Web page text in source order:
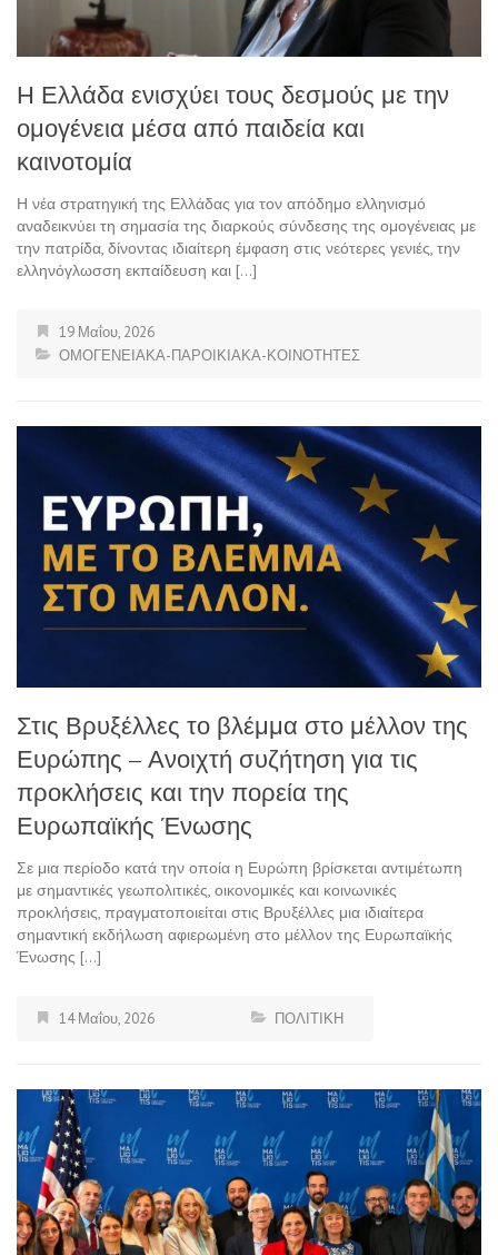
Η Ελλάδα ενισχύει τους δεσμούς με την
ομογένεια μέσα από παιδεία και
καινοτομία
Η νέα στρατηγική της Ελλάδας για τον απόδημο ελληνισμό
αναδεικνύει τη σημασία της διαρκούς σύνδεσης της ομογένειας με
την πατρίδα, δίνοντας ιδιαίτερη έμφαση στις νεότερες γενιές, την
ελληνόγλωσση εκπαίδευση και […]
19 Μαΐου, 2026
ΟΜΟΓΕΝΕΙΑΚΑ-ΠΑΡΟΙΚΙΑΚΑ-ΚΟΙΝΟΤΗΤΕΣ
Στις Βρυξέλλες το βλέμμα στο μέλλον της
Ευρώπης – Ανοιχτή συζήτηση για τις
προκλήσεις και την πορεία της
Ευρωπαϊκής Ένωσης
Σε μια περίοδο κατά την οποία η Ευρώπη βρίσκεται αντιμέτωπη
με σημαντικές γεωπολιτικές, οικονομικές και κοινωνικές
προκλήσεις, πραγματοποιείται στις Βρυξέλλες μια ιδιαίτερα
σημαντική εκδήλωση αφιερωμένη στο μέλλον της Ευρωπαϊκής
Ένωσης […]
14 Μαΐου, 2026 ΠΟΛΙΤΙΚΗ